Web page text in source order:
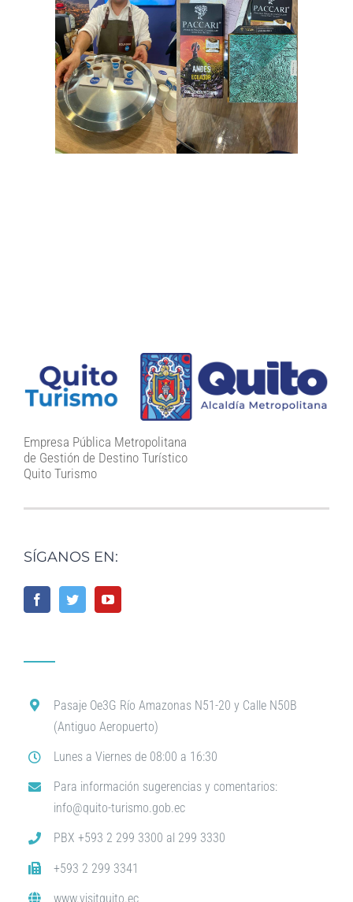
Empresa Pública Metropolitana
de Gestión de Destino Turístico
Quito Turismo
SÍGANOS EN:
Pasaje Oe3G Río Amazonas N51-20 y Calle N50B
(Antiguo Aeropuerto)
Lunes a Viernes de 08:00 a 16:30
Para información sugerencias y comentarios:
info@quito-turismo.gob.ec
PBX +593 2 299 3300 al 299 3330
+593 2 299 3341
www.visitquito.ec